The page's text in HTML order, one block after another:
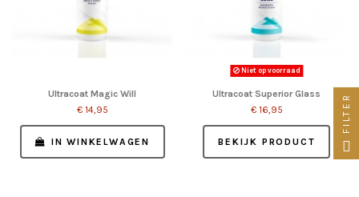
Ultracoat Magic Will
€ 14,95
IN WINKELWAGEN
Niet op voorraad
Ultracoat Superior Glass
€ 16,95
BEKIJK PRODUCT
FILTER